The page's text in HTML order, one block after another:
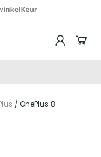
/ OnePlus 8